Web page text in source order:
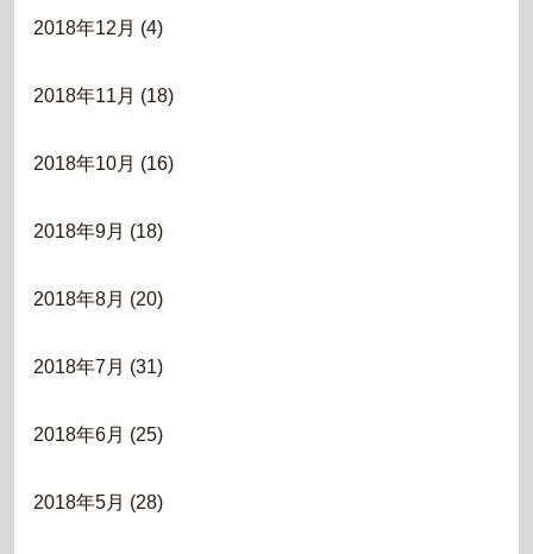
2018年12月 (4)
2018年11月 (18)
2018年10月 (16)
2018年9月 (18)
2018年8月 (20)
2018年7月 (31)
2018年6月 (25)
2018年5月 (28)